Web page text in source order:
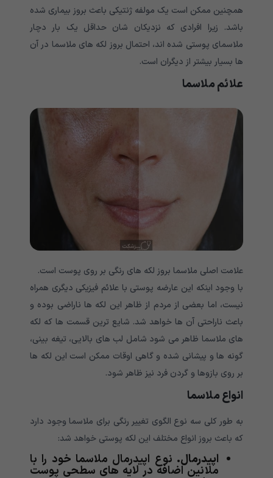
همچنین ممکن است یک مولفه ژنتیکی باعث بروز بیماری شده
باشد. زیرا افرادی که نزدیکان شان حداقل یک بار دچار
ملاسمای پوستی شده اند، احتمال بروز لکه های ملاسما در آن
ها بسیار بیشتر از دیگران است.
علائم ملاسما
علامت اصلی ملاسما بروز لکه های رنگی بر روی پوست است.
با وجود اینکه این عارضه پوستی با علائم فیزیکی دیگری همراه
نیست، اما بعضی از مردم از ظاهر این لکه ها ناراضی بوده و
باعث ناراحتی آن ها خواهد شد. شایع ترین قسمت ها که لکه
های ملاسما ظاهر می شود شامل لب های بالایی، تیغه بینی،
گونه ها و پیشانی شده و گاهی اوقات ممکن است این لکه ها
بر روی بازوها و گردن فرد نیز ظاهر شود.
انواع ملاسما
به طور کلی سه نوع الگوی تغییر رنگی برای ملاسما وجود دارد
که باعث بروز انواع مختلف این لکه پوستی خواهد شد:
اپیدرمال. نوع اپیدرمال ملاسما خود را با
ملانین اضافه در لایه های سطحی پوست